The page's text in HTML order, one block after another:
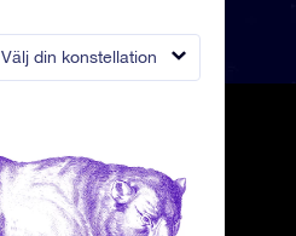
Välj din konstellation